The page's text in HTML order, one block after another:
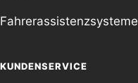
Fahrerassistenzsysteme
KUNDENSERVICE